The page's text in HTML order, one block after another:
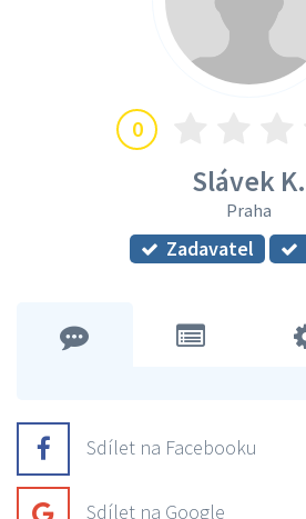
0
Slávek K.
Praha
Zadavatel
Sdílet na Facebooku
Sdílet na Google